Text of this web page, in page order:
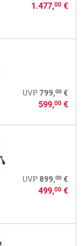
1.477,00€
UVP 799,00€
599,00€
UVP 899,00€
499,00€